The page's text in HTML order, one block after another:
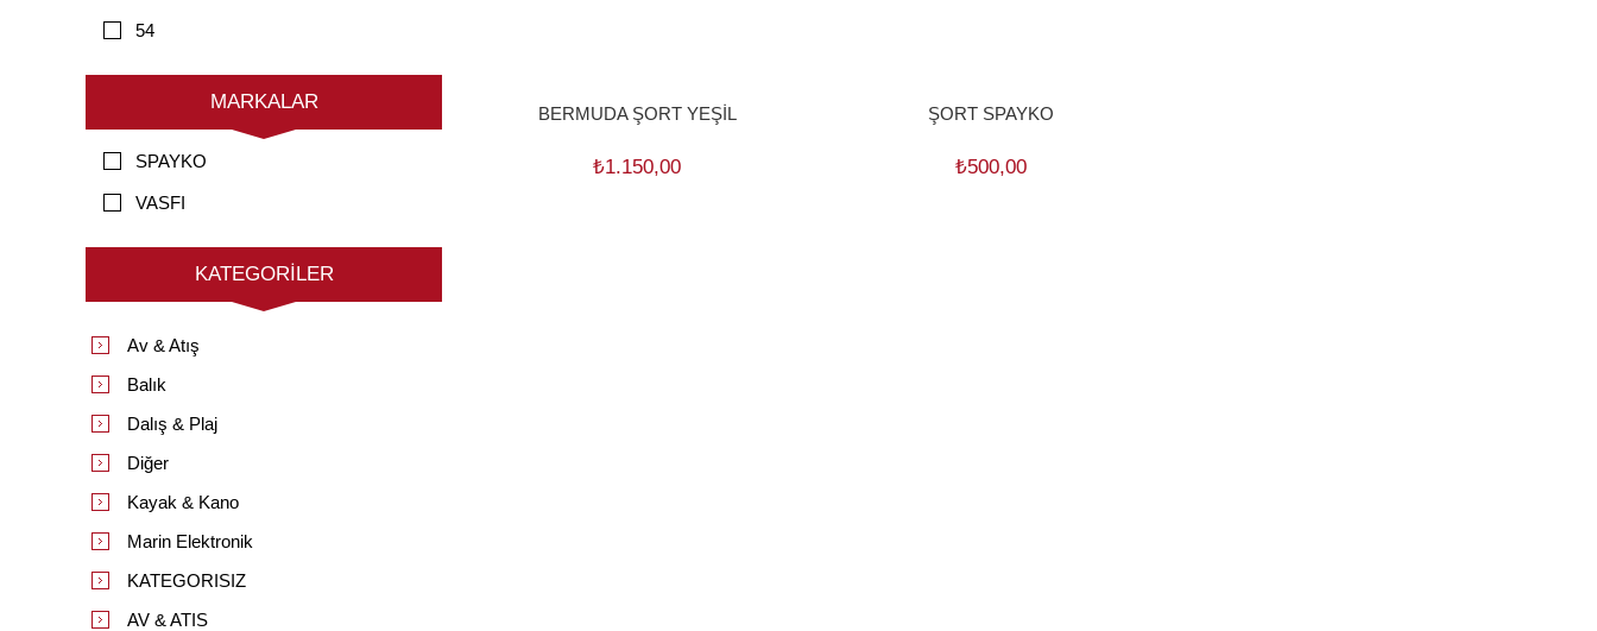
BERMUDA ŞORT YEŞİL
₺1.150,00
ŞORT SPAYKO
₺500,00
54
MARKALAR
SPAYKO
VASFI
KATEGORILER
Av & Atış
Balık
Dalış & Plaj
Diğer
Kayak & Kano
Marin Elektronik
KATEGORISIZ
AV & ATIS